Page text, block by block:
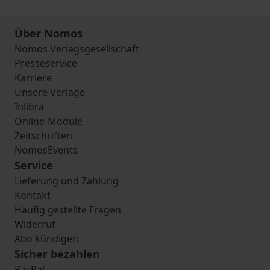
Über Nomos
Nomos Verlagsgesellschaft
Presseservice
Karriere
Unsere Verlage
Inlibra
Online-Module
Zeitschriften
NomosEvents
Service
Lieferung und Zahlung
Kontakt
Häufig gestellte Fragen
Widerruf
Abo kündigen
Sicher bezahlen